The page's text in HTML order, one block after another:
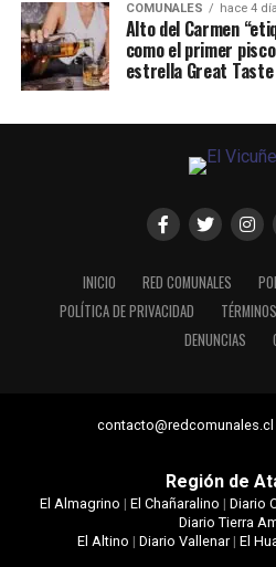
COMUNALES hace 4
Alto del Carmen
como el primer
estrella Great Taste
INICIO RED COMUNALES
POLÍTICA DE PRIVACIDAD
DENUNCIAS
Región de
El Almagrino | El Chañaralino | Diario
Diario Tierra
El Altino | Diario Vallenar| El